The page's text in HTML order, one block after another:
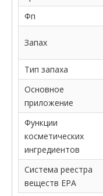
Фп
Запах
Тип запаха
Основное
приложение
Функции
косметических
ингредиентов
Система реестра
веществ EPA